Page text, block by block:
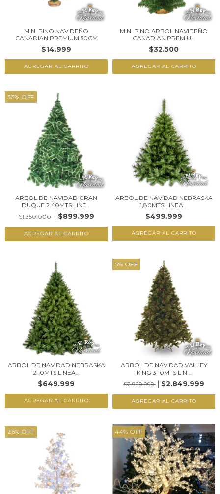
MINI PINO NAVIDEÑO
CANADIAN PREMIUM 50CM
$14.999
MINI PINO ARBOL NAVIDEÑO
CANADIAN PREMIU...
$32.500
33% OFF
ARBOL DE NAVIDAD GRAN
DUQUE 2.40MTS LINE...
$1.350.000
$899.999
ARBOL DE NAVIDAD NEBRASKA
1,80MTS LINEA...
$499.999
ARBOL DE NAVIDAD NEBRASKA
2,10MTS LINEA...
$649.999
5% OFF
ARBOL DE NAVIDAD VALLEY
KING 3,10MTS LIN...
$2.999.999
$2.849.999
26% OFF 44% OFF